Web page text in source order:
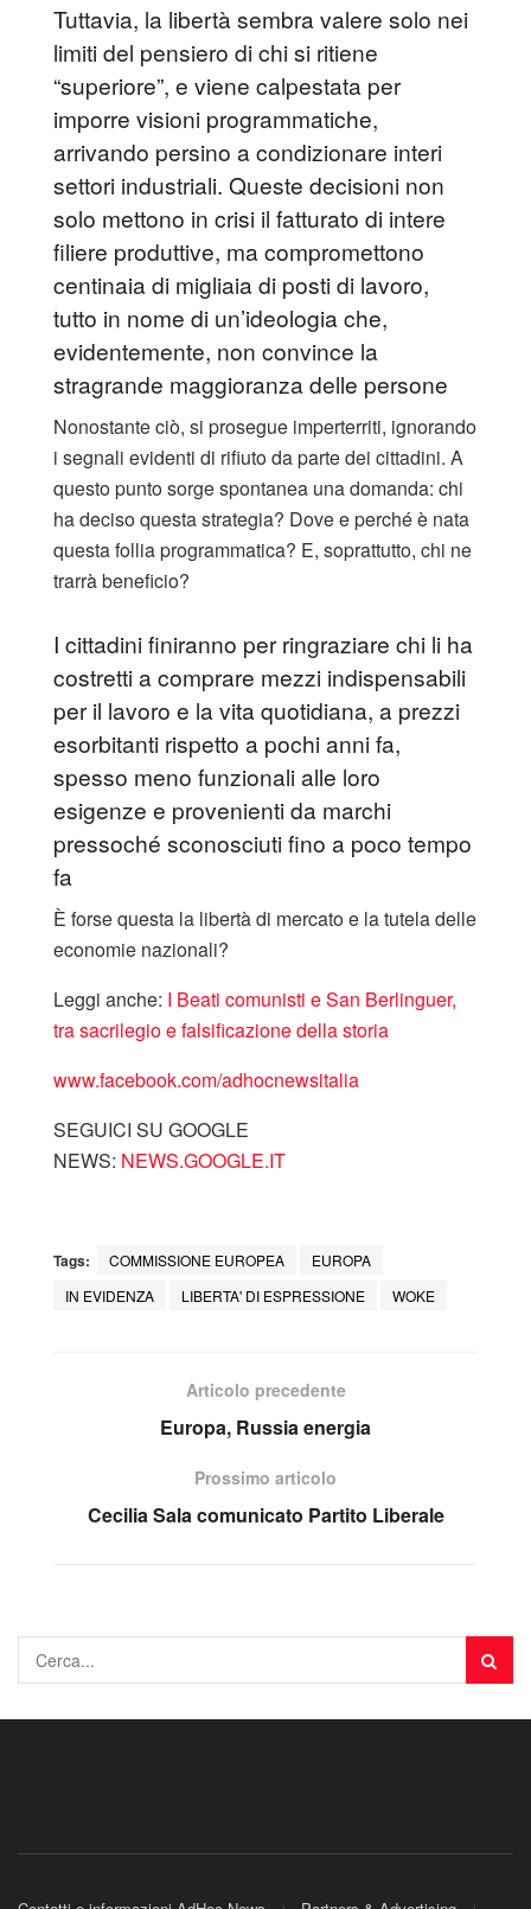
Tuttavia, la libertà sembra valere solo nei
limiti del pensiero di chi si ritiene
“superiore”, e viene calpestata per
imporre visioni programmatiche,
arrivando persino a condizionare interi
settori industriali. Queste decisioni non
solo mettono in crisi il fatturato di intere
filiere produttive, ma compromettono
centinaia di migliaia di posti di lavoro,
tutto in nome di un’ideologia che,
evidentemente, non convince la
stragrande maggioranza delle persone
Nonostante ciò, si prosegue imperterriti, ignorando
i segnali evidenti di rifiuto da parte dei cittadini. A
questo punto sorge spontanea una domanda: chi
ha deciso questa strategia? Dove e perché è nata
questa follia programmatica? E, soprattutto, chi ne
trarrà beneficio?
I cittadini finiranno per ringraziare chi li ha
costretti a comprare mezzi indispensabili
per il lavoro e la vita quotidiana, a prezzi
esorbitanti rispetto a pochi anni fa,
spesso meno funzionali alle loro
esigenze e provenienti da marchi
pressoché sconosciuti fino a poco tempo
fa
È forse questa la libertà di mercato e la tutela delle
economie nazionali?
Leggi anche: I Beati comunisti e San Berlinguer,
tra sacrilegio e falsificazione della storia
www.facebook.com/adhocnewsitalia
SEGUICI SU GOOGLE
NEWS: NEWS.GOOGLE.IT
Tags: COMMISSIONE EUROPEA
EUROPA
IN EVIDENZA
LIBERTA' DI ESPRESSIONE WOKE
Articolo precedente
Europa, Russia energia
Prossimo articolo
Cecilia Sala comunicato Partito Liberale